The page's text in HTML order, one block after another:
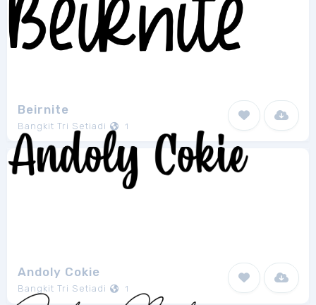
Beirnite
Bangkit Tri Setiadi 1
Andoly Cokie
Bangkit Tri Setiadi 1